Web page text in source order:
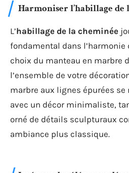
Harmoniser l’habillage de
L’habillage de la cheminée
fondamental dans l’harmonie
choix du manteau en marbre
l’ensemble de votre
marbre aux lignes épurées
avec un décor minimaliste,
orné de détails sculpturaux
ambiance plus classique.